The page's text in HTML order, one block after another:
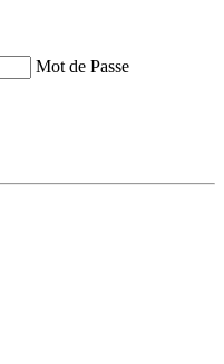
Mot de Passe